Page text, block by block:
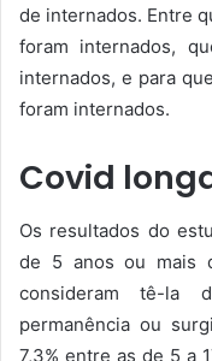
de internados. Entre
foram internados,
internados, e para
foram internados.
Covid
Os resultados do
de 5 anos ou mais
consideram tê-la
permanência ou
7,3% entre as de 5 a